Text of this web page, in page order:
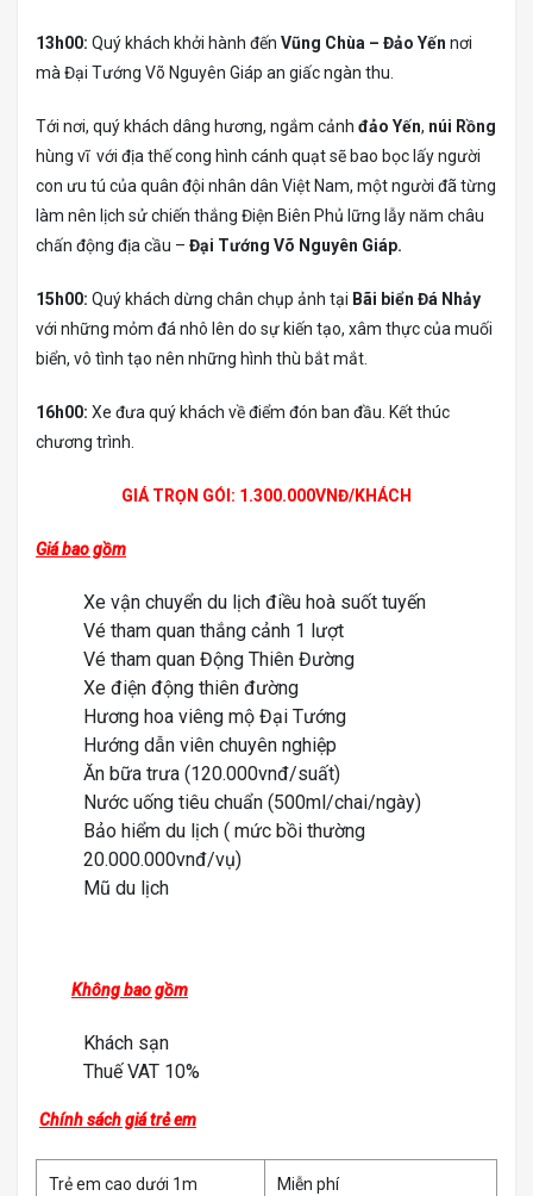
13h00: Quý khách khởi hành đến Vũng Chùa – Đảo Yến nơi
mà Đại Tướng Võ Nguyên Giáp an giấc ngàn thu.
Tới nơi, quý khách dâng hương, ngắm cảnh đảo Yến, núi Rồng
hùng vĩ với địa thế cong hình cánh quạt sẽ bao bọc lấy người
con ưu tú của quân đội nhân dân Việt Nam, một người đã từng
làm nên lịch sử chiến thắng Điện Biên Phủ lững lẫy năm châu
chấn động địa cầu – Đại Tướng Võ Nguyên Giáp.
15h00: Quý khách dừng chân chụp ảnh tại Bãi biển Đá Nhảy
với những mỏm đá nhô lên do sự kiến tạo, xâm thực của muối
biển, vô tình tạo nên những hình thù bắt mắt.
16h00: Xe đưa quý khách về điểm đón ban đầu. Kết thúc
chương trình.
GIÁ TRỌN GÓI: 1.300.000VNĐ/KHÁCH
Giá bao gồm
Xe vận chuyển du lịch điều hoà suốt tuyến
Vé tham quan thắng cảnh 1 lượt
Vé tham quan Động Thiên Đường
Xe điện động thiên đường
Hương hoa viêng mộ Đại Tướng
Hướng dẫn viên chuyên nghiệp
Ăn bữa trưa (120.000vnđ/suất)
Nước uống tiêu chuẩn (500ml/chai/ngày)
Bảo hiểm du lịch ( mức bồi thường
20.000.000vnđ/vụ)
Mũ du lịch
Không bao gồm
Khách sạn
Thuế VAT 10%
Chính sách giá trẻ em
Trẻ em cao dưới 1m Miễn phí